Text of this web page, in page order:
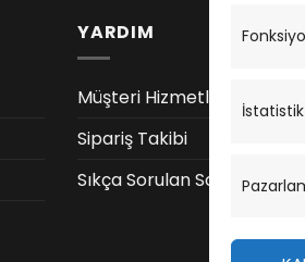
İstatistik
YARDIM
Müşteri Hizmetleri
Sipariş Takibi
Sıkça Sorulan Sorular